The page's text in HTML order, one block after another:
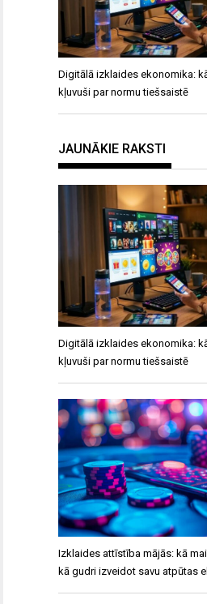
Digitālā izklaides ekonomika:
kļuvuši par normu tiešsaistē
JAUNĀKIE RAKSTI
Digitālā izklaides ekonomika:
kļuvuši par normu tiešsaistē
Izklaides attīstība mājās: kā
kā gudri izveidot savu atpūtas